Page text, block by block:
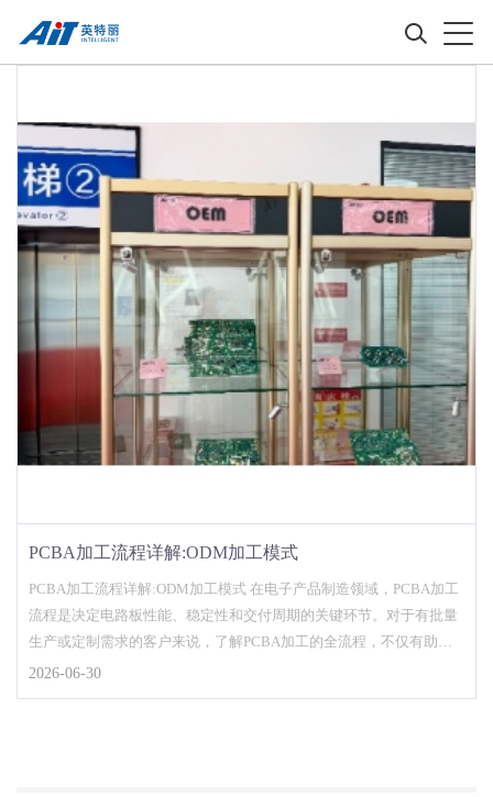
PCBA加工流程详解:ODM加工模式
PCBA加工流程详解:ODM加工模式 在电子产品制造领域，PCBA加工
流程是决定电路板性能、稳定性和交付周期的关键环节。对于有批量
生产或定制需求的客户来说，了解PCBA加工的全流程，不仅有助于
项目评...
2026-06-30